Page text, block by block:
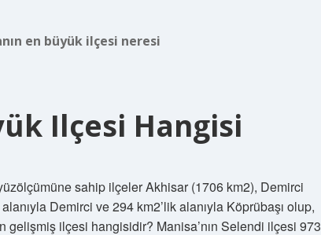
en büyük ilçesi neresi
Ilçesi Hangisi
sahip ilçeler Akhisar (1706 km2), Demirci
Demirci ve 294 km2’lik alanıyla Köprübaşı olup,
gelişmiş ilçesi hangisidir? Manisa’nın Selendi ilçesi 973